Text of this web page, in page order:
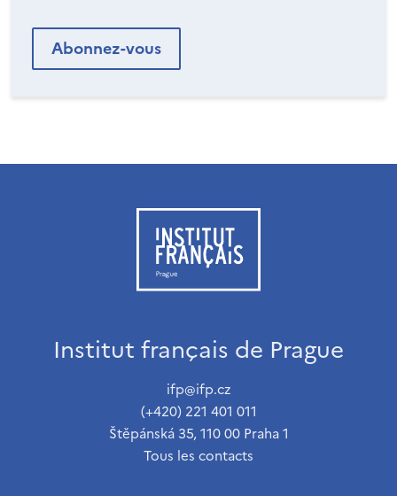
Institut français de Prague
ifp@ifp.cz
(+420) 221 401 011
Štěpánská 35, 110 00 Praha 1
Tous les contacts